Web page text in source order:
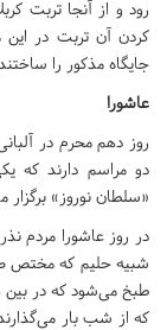
رود و از آنجا تربت
کردن آن تربت در این
جایگاه مذکور را
عاشورا
روز دهم محرم در
دو مراسم دارند که
«سلطان نوروز»
در روز عاشورا مردم
شبیه حلیم که مختص
طبخ می‌شود که در
که از شب بار